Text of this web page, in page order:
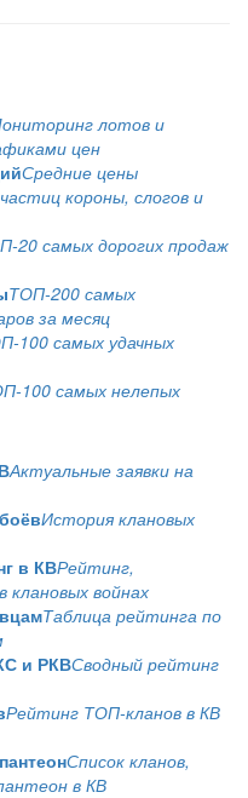
лотов и
цен
Средние цены
короны, слогов и
20 самых дорогих продаж
ТОП-200 самых
за месяц
100 самых удачных
100 самых нелепых
Актуальные заявки на
История клановых
в КВРейтинг,
клановых войнах
Таблица рейтинга по
и РКВСводный рейтинг
Рейтинг ТОП-кланов в КВ
Список кланов,
в КВ